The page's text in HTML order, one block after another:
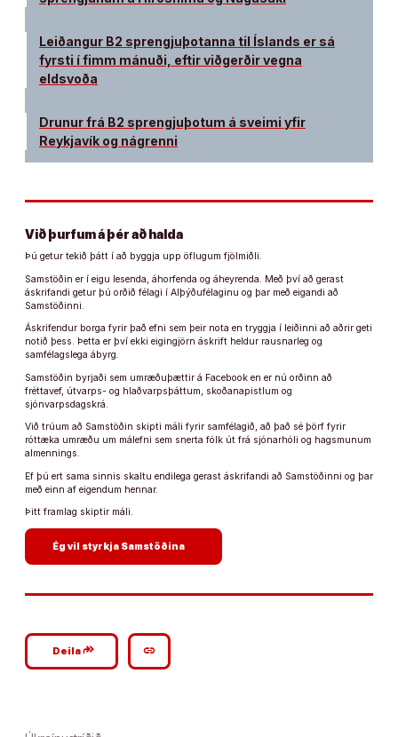
Leiðangur B2 sprengjuþotanna til Íslands er sá
fyrsti í fimm mánuði, eftir viðgerðir vegna
eldsvoða
Drunur frá B2 sprengjuþotum á sveimi yfir
Reykjavík og nágrenni
Við þurfum á þér að halda
Þú getur tekið þátt í að byggja upp öflugum fjölmiðli.
Samstöðin er í eigu lesenda, áhorfenda og áheyrenda. Með því að gerast
áskrifandi getur þú orðið félagi í Alþýðufélaginu og þar með eigandi að
Samstöðinni.
Áskrifendur borga fyrir það efni sem þeir nota en tryggja í leiðinni að aðrir geti
notið þess. Þetta er því ekki eigingjörn áskrift heldur rausnarleg og
samfélagslega ábyrg.
Samstöðin byrjaði sem umræðuþættir á Facebook en er nú orðinn að
fréttavef, útvarps- og hlaðvarpsþáttum, skoðanapistlum og
sjónvarpsdagskrá.
Við trúum að Samstöðin skipti máli fyrir samfélagið, að það sé þörf fyrir
róttæka umræðu um málefni sem snerta fólk út frá sjónarhóli og hagsmunum
almennings.
Ef þú ert sama sinnis skaltu endilega gerast áskrifandi að Samstöðinni og þar
með einn af eigendum hennar.
Þitt framlag skiptir máli.
Ég vil styrkja Samstöðina
Deilagoogle_plus_reshare link